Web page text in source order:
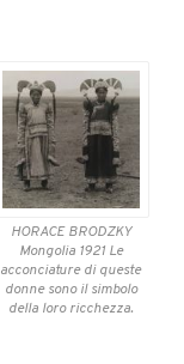
HORACE BRODZKY
Mongolia 1921 Le
acconciature di queste
donne sono il simbolo
della loro ricchezza.